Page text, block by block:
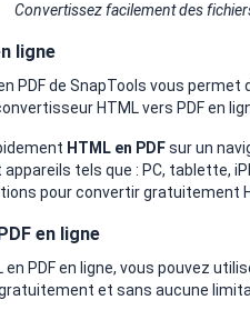
Convertissez facilement des
ligne
PDF de SnapTools vous
HTML vers PDF en
HTML en PDFsur un
tels que : PC, tablette,
pour convertir gratuitement
en ligne
PDF en ligne, vous pouvez
et sans aucune